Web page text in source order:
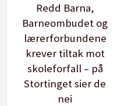
Redd Barna,
Barneombudet og
lærerforbundene
krever tiltak mot
skoleforfall – på
Stortinget sier de
nei